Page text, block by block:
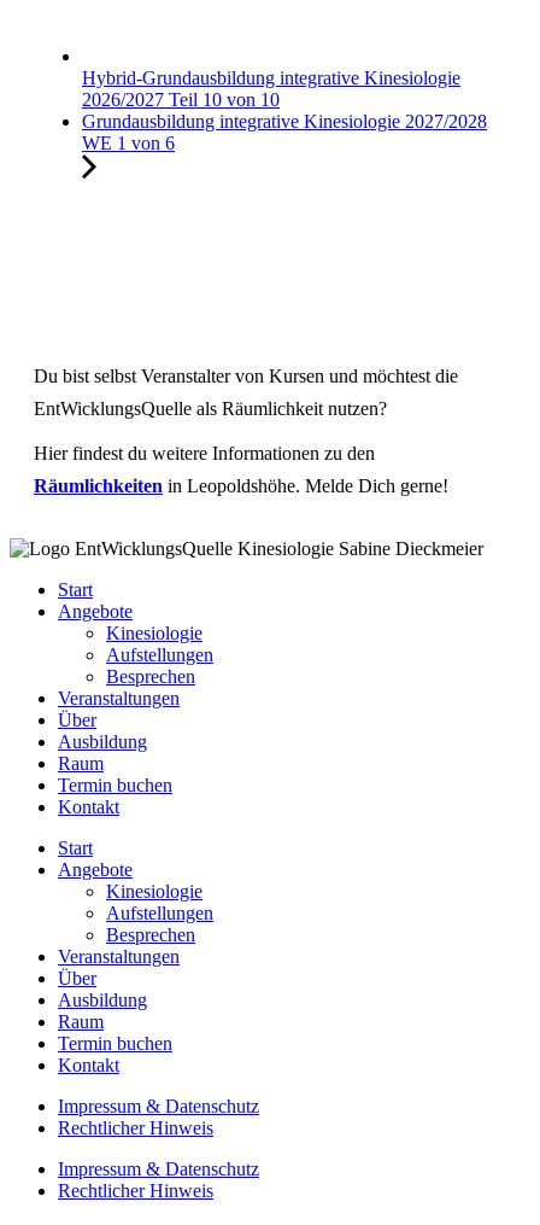
Hybrid-Grundausbildung integrative Kinesiologie
2026/2027 Teil 10 von 10
Grundausbildung integrative Kinesiologie 2027/2028
WE 1 von 6
Du bist selbst Veranstalter von Kursen und möchtest die
EntWicklungsQuelle als Räumlichkeit nutzen?
Hier findest du weitere Informationen zu den
Räumlichkeiten in Leopoldshöhe. Melde Dich gerne!
Start
Angebote
Kinesiologie
Aufstellungen
Besprechen
Veranstaltungen
Über
Ausbildung
Raum
Termin buchen
Kontakt
Start
Angebote
Kinesiologie
Aufstellungen
Besprechen
Veranstaltungen
Über
Ausbildung
Raum
Termin buchen
Kontakt
Impressum & Datenschutz
Rechtlicher Hinweis
Impressum & Datenschutz
Rechtlicher Hinweis